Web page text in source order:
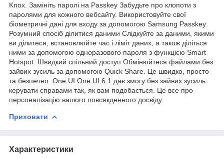
Knox. Замініть паролі на Passkey Забудьте про клопоти з
паролями для кожного вебсайту. Використовуйте свої
біометричні дані для входу за допомогою Samsung Passkey.
Розумний спосіб ділитися даними Слідкуйте за даними, якими
ви ділитеся, встановлюйте час і ліміт даних, а також діліться
ними за допомогою одноразового пароля з функцією Smart
Hotspot. Швидкий спільний доступ Обмінюйтеся файлами без
зайвих зусиль за допомогою Quick Share. Це швидко, просто
та безпечно. One UI One UI 6.1 дає змогу без зайвих зусиль
керувати справами так, як вам подобається. Це все про
персоналізацію вашого повсякденного досвіду.
Приховати
Характеристики